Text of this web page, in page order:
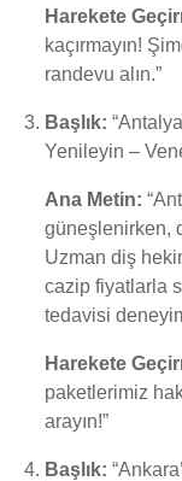
Harekete
kaçırmayın!
randevu alın.”
Başlık:
Yenileyin –
Ana Metin:
güneşlenirken,
Uzman diş
cazip fiyatlarla
tedavisi
Harekete
paketlerimiz
arayın!”
Başlık: